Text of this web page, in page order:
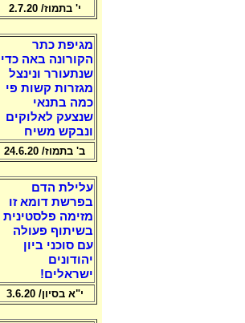
י' בתמוז/ 2.7.20
מגיפת כתר
הקורונה באה כדי
שנתעורר ונינצל
מגזרות קשות פי
כמה בתנאי
שנצעק לאלוקים
ונבקש משיח
ב' בתמוז/ 24.6.20
עלילת הדם
בפרשת דומא זו
מזימה פלסטינית
בשיתוף פעולה
עם סוכני ביון
יהודונים
ישראלים!
י"א בסיון/ 3.6.20